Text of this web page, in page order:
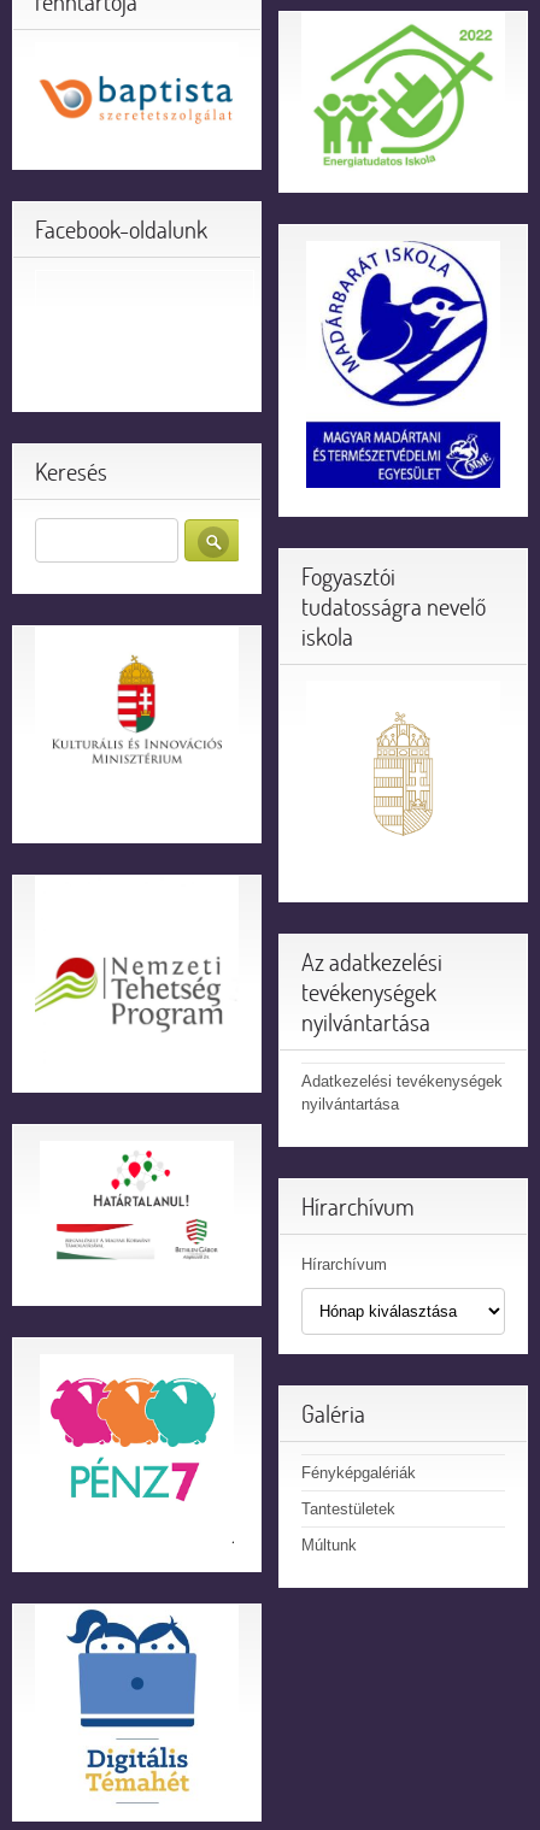
Facebook-oldalunk
Keresés
Fogyasztói
tudatosságra nevelő
iskola
Az adatkezelési
tevékenységek
nyilvántartása
Adatkezelési tevékenységek
nyilvántartása
Hírarchívum
Hírarchívum
Galéria
Fényképgalériák
Tantestületek
Múltunk